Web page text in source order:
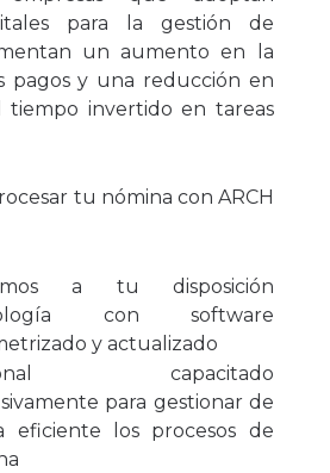
para la gestión de
un aumento en la
pagos y una reducción en
invertido en tareas
tu nómina con ARCH
a tu disposición
con software
y actualizado
capacitado
para gestionar de
eficiente los procesos de